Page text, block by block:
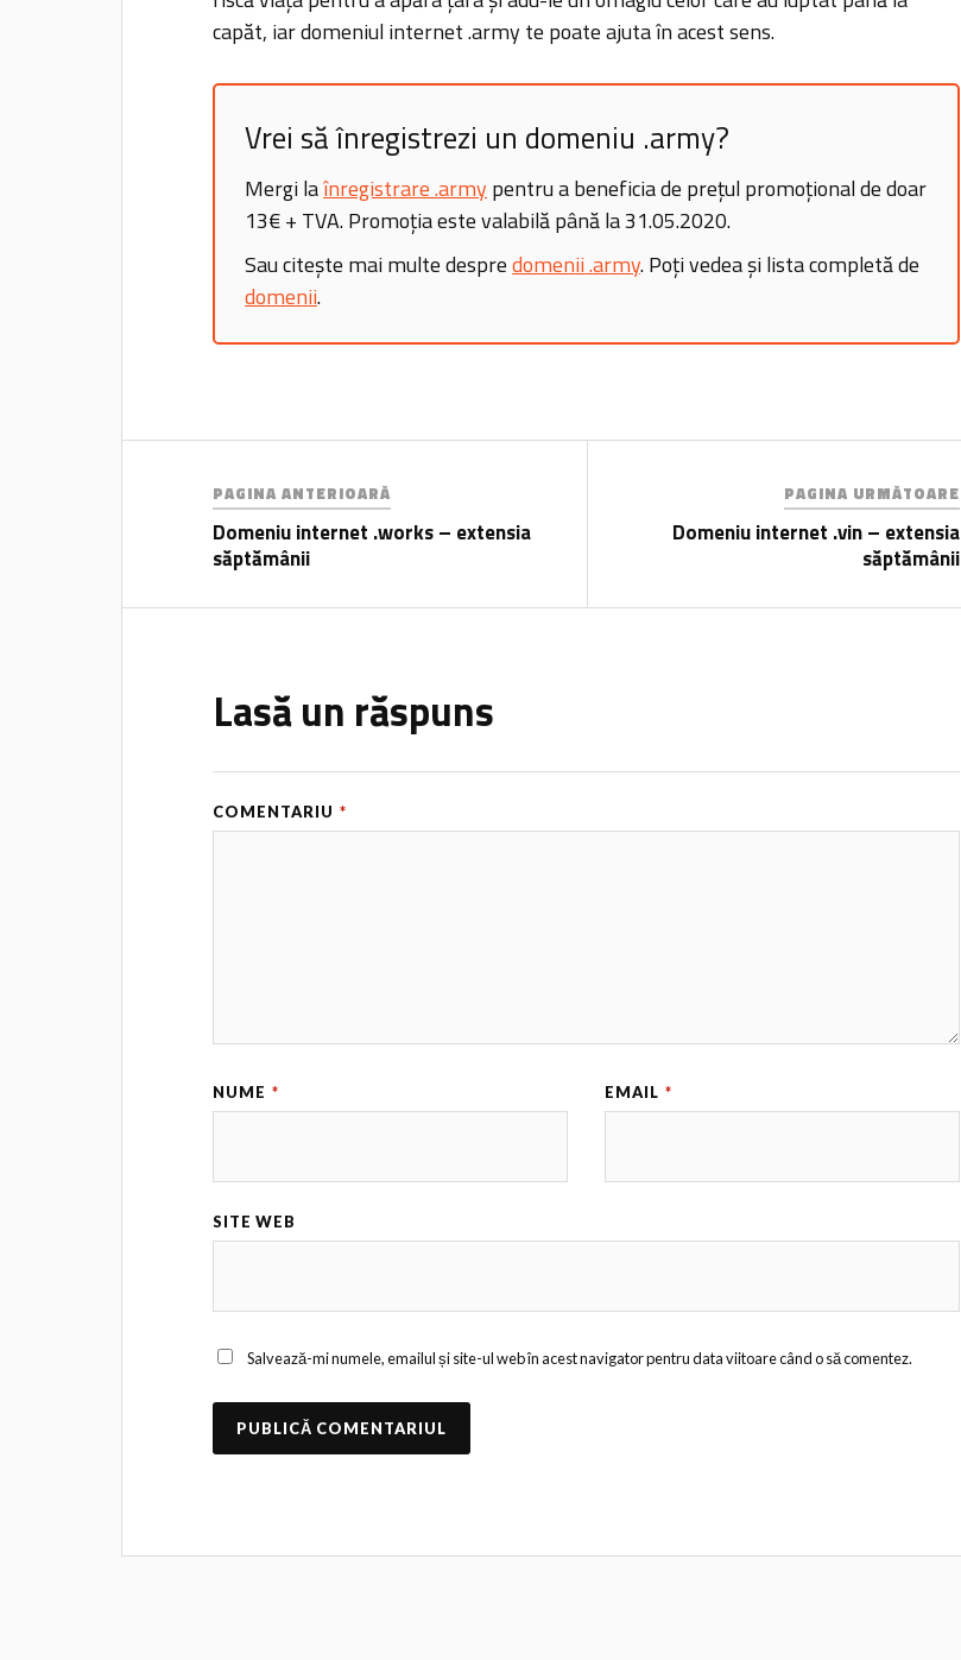
capăt, iar domeniul internet .army te poate ajuta în acest sens.
Vrei să înregistrezi un domeniu .army?
Mergi laînregistrare .army pentru a beneficia de prețul promoțional de doar
13€ + TVA. Promoția este valabilă până la 31.05.2020.
Sau citește mai multe despredomenii .army. Poți vedea și lista completă de
domenii.
PAGINA ANTERIOARĂ
Domeniu internet .works – extensia
săptămânii
PAGINA URMĂTOARE
Domeniu internet .vin – extensia
săptămânii
Lasă un răspuns
COMENTARIU *
NUME * EMAIL *
SITE WEB
Salvează-mi numele, emailul și site-ul web în acest navigator pentru data viitoare când o să comentez.